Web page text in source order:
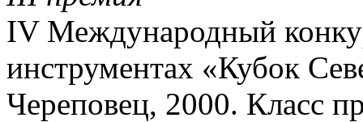
IV Международный
инструментах «Кубок
Череповец, 2000. Класс